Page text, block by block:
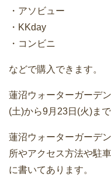
・アソビュー
・KKday
・コンビニ
などで購入できます。
蓮沼ウォーターガーデ
(土)から9月23日(火)まで
蓮沼ウォーターガーデ
所やアクセス方法や駐
に書いてあります。